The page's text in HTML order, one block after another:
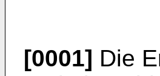
[0001] Die